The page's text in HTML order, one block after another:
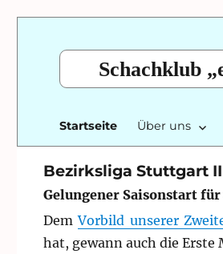
Schachklub
Startseite Über uns
Bezirksliga Stuttgart II
Gelungener Saisonstart
DemVorbild unserer
hat, gewann auch die Erste